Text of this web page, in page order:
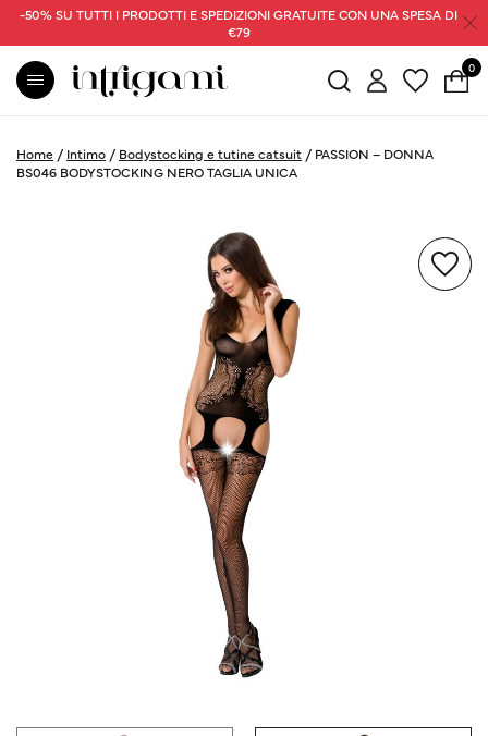
-50% SU TUTTI I PRODOTTI E SPEDIZIONI GRATUITE CON UNA SPESA DI
€79
0
Home / Intimo / Bodystocking e tutine catsuit / PASSION – DONNA
BS046 BODYSTOCKING NERO TAGLIA UNICA